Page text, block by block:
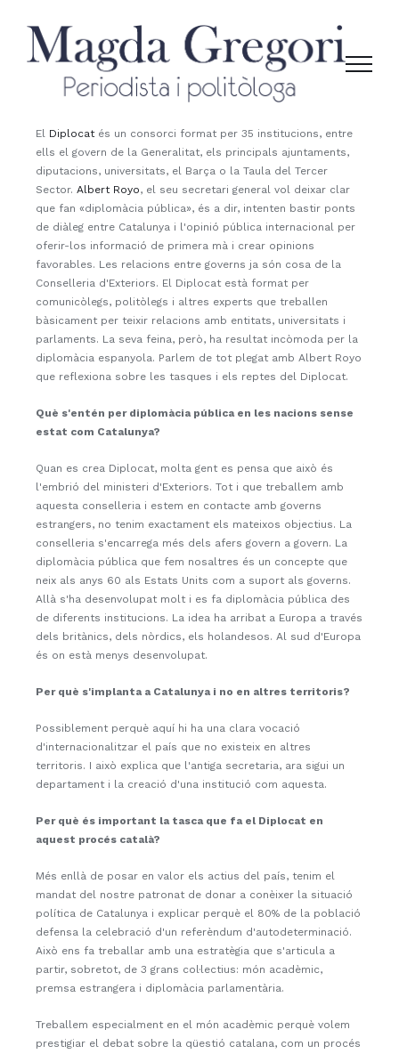
content
El Diplocatés un consorci format per 35 institucions, entre
ells el govern de la Generalitat, els principals ajuntaments,
diputacions, universitats, el Barça o la Taula del Tercer
Sector. Albert Royo, el seu secretari general vol deixar clar
que fan «diplomàcia pública», és a dir, intenten bastir ponts
de diàleg entre Catalunya i l'opinió pública internacional per
oferir-los informació de primera mà i crear opinions
favorables. Les relacions entre governs ja són cosa de la
Conselleria d'Exteriors. El Diplocat està format per
comunicòlegs, politòlegs i altres experts que treballen
bàsicament per teixir relacions amb entitats, universitats i
parlaments. La seva feina, però, ha resultat incòmoda per la
diplomàcia espanyola. Parlem de tot plegat amb Albert Royo
que reflexiona sobre les tasques i els reptes del Diplocat.
Què s'entén per diplomàcia pública en les nacions sense
estat com Catalunya?
Quan es crea Diplocat, molta gent es pensa que això és
l'embrió del ministeri d'Exteriors. Tot i que treballem amb
aquesta conselleria i estem en contacte amb governs
estrangers, no tenim exactament els mateixos objectius. La
conselleria s'encarrega més dels afers govern a govern. La
diplomàcia pública que fem nosaltres és un concepte que
neix als anys 60 als Estats Units com a suport als governs.
Allà s'ha desenvolupat molt i es fa diplomàcia pública des
de diferents institucions. La idea ha arribat a Europa a través
dels britànics, dels nòrdics, els holandesos. Al sud d'Europa
és on està menys desenvolupat.
Per què s'implanta a Catalunya i no en altres territoris?
Possiblement perquè aquí hi ha una clara vocació
d'internacionalitzar el país que no existeix en altres
territoris. I això explica que l'antiga secretaria, ara sigui un
departament i la creació d'una institució com aquesta.
Per què és important la tasca que fa el Diplocat en
aquest procés català?
Més enllà de posar en valor els actius del país, tenim el
mandat del nostre patronat de donar a conèixer la situació
política de Catalunya i explicar perquè el 80% de la població
defensa la celebració d'un referèndum d'autodeterminació.
Això ens fa treballar amb una estratègia que s'articula a
partir, sobretot, de 3 grans col·lectius: món acadèmic,
premsa estrangera i diplomàcia parlamentària.
Treballem especialment en el món acadèmic perquè volem
prestigiar el debat sobre la qüestió catalana, com un procés